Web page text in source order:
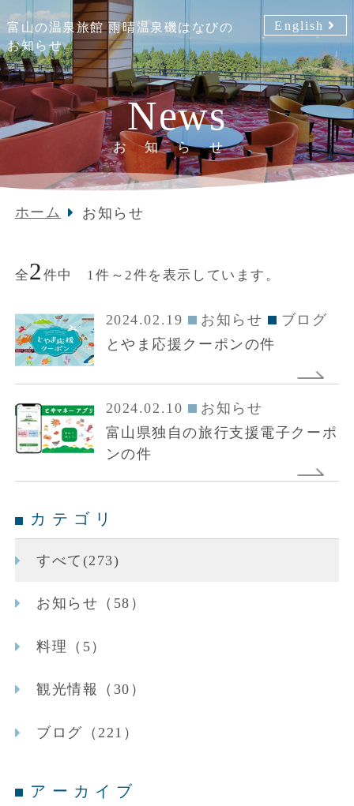
富山の温泉旅館 雨晴温泉磯はなびの
お知らせ
English
News
お知らせ
ホーム お知らせ
全2 件中 1件～2件を表示しています。
2024.02.19 お知らせ
ブログ
とやま応援クーポンの件
2024.02.10
お知らせ
富山県独自の旅行支援電子クーポ
ンの件
カテゴリ
すべて(273)
お知らせ（58）
料理（5）
観光情報（30）
ブログ（221）
アーカイブ